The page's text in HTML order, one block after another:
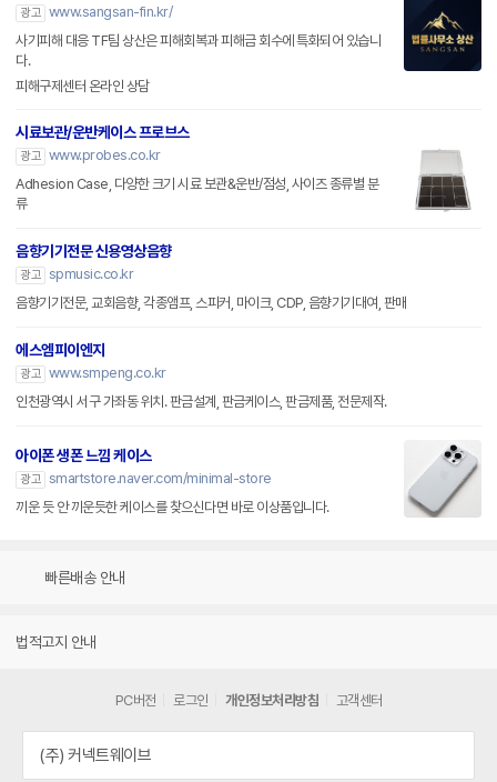
광고 www.sangsan-fin.kr/
사기피해 대응 TF팀 상산은 피해회복과 피해금 회수에 특화되어 있습니
다.
피해구제센터 온라인 상담
시료보관/운반케이스 프로브스
광고 www.probes.co.kr
Adhesion Case, 다양한 크기 시료 보관&운반/점성, 사이즈 종류별 분
류
음향기기전문 신용영상음향
광고 spmusic.co.kr
음향기기전문, 교회음향, 각종앰프, 스피커, 마이크, CDP, 음향기기대여, 판매
에스엠피이엔지
광고 www.smpeng.co.kr
인천광역시 서구 가좌동 위치. 판금설계, 판금케이스, 판금제품, 전문제작.
아이폰 생폰 느낌 케이스
광고 smartstore.naver.com/minimal-store
끼운 듯 안 끼운듯한 케이스를 찾으신다면 바로 이상품입니다.
빠른배송 안내
법적고지 안내
PC버전 로그인 개인정보처리방침 고객센터
(주) 커넥트웨이브